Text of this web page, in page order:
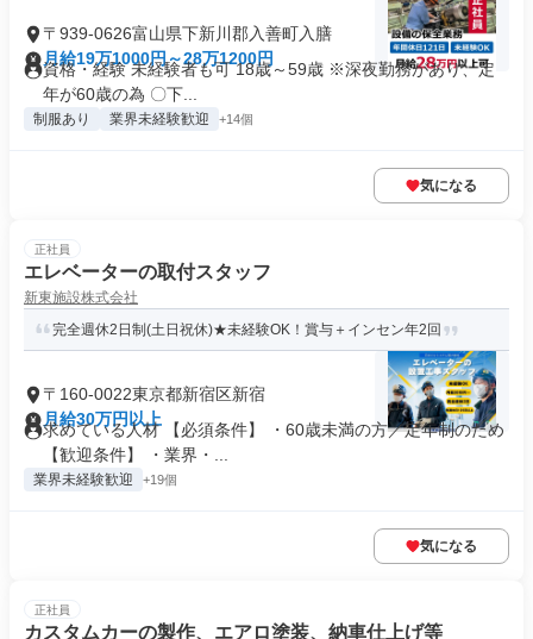
〒939-0626富山県下新川郡入善町入膳
月給19万1000円～28万1200円
資格・経験 未経験者も可 18歳～59歳 ※深夜勤務があり、定
年が60歳の為 〇下...
制服あり 業界未経験歓迎 +14個
気になる
正社員
エレベーターの取付スタッフ
新東施設株式会社
完全週休2日制(土日祝休)★未経験OK！賞与＋インセン年2回
〒160-0022東京都新宿区新宿
月給30万円以上
求めている人材 【必須条件】 ・60歳未満の方／定年制のため
【歓迎条件】 ・業界・...
業界未経験歓迎 +19個
気になる
正社員
カスタムカーの製作、エアロ塗装、納車仕上げ等